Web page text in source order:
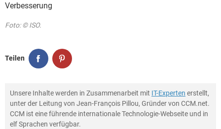
Verbesserung
Foto: © ISO.
Teilen
Unsere Inhalte werden in Zusammenarbeit mit IT-Experten erstellt,
unter der Leitung von Jean-François Pillou, Gründer von CCM.net.
CCM ist eine führende internationale Technologie-Webseite und in
elf Sprachen verfügbar.